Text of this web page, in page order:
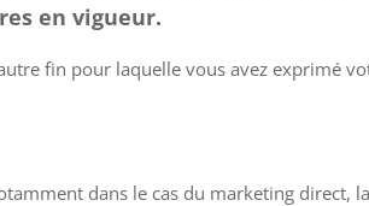
en vigueur.
fin pour laquelle vous avez exprimé
dans le cas du marketing direct, la